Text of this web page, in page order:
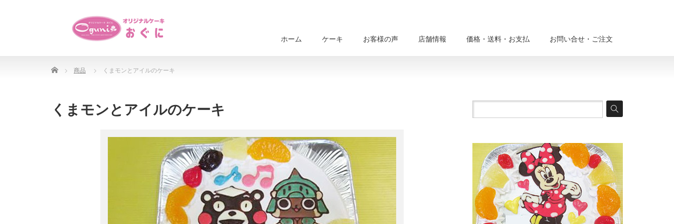
ホーム ケーキ お客様の声 店舗情報 価格・送料・お支払 お問い合せ・ご注文
Home 商品 くまモンとアイルのケーキ
くまモンとアイルのケーキ